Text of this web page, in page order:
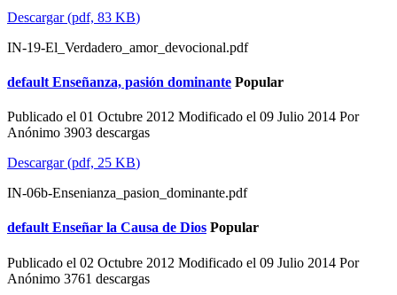
Descargar(pdf, 83 KB)
IN-19-El_Verdadero_amor_devocional.pdf
default Enseñanza, pasión dominante Popular
Publicado el 01 Octubre 2012 Modificado el 09 Julio 2014 Por
Anónimo 3903 descargas
Descargar(pdf, 25 KB)
IN-06b-Ensenianza_pasion_dominante.pdf
default Enseñar la Causa de Dios Popular
Publicado el 02 Octubre 2012 Modificado el 09 Julio 2014 Por
Anónimo 3761 descargas